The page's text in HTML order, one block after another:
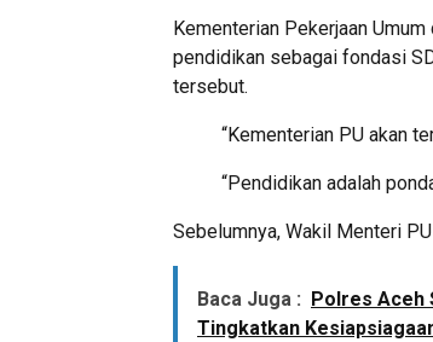
Kementerian Pekerjaan
pendidikan sebagai fondasi
tersebut.
“Kementerian PU akan
“Pendidikan adalah
Sebelumnya, Wakil Menteri
Baca Juga :
Polres Aceh
Tingkatkan